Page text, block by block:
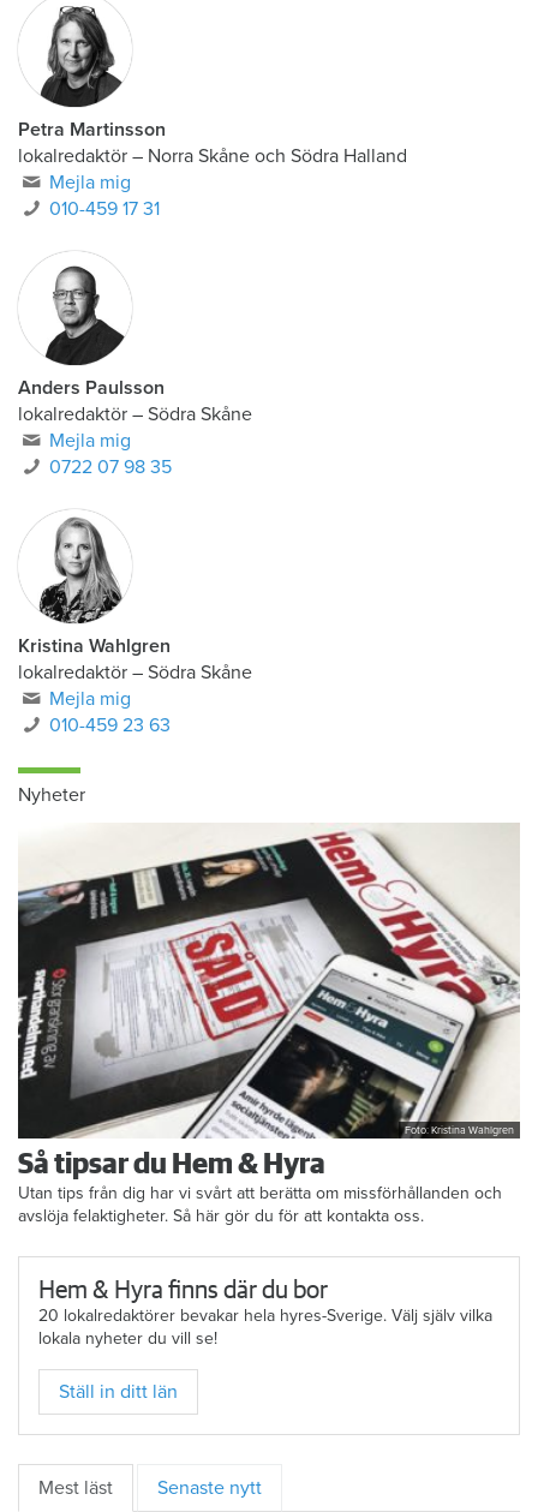
Petra Martinsson
lokalredaktör – Norra Skåne och Södra Halland
Mejla mig
010-459 17 31
Anders Paulsson
lokalredaktör – Södra Skåne
Mejla mig
0722 07 98 35
Kristina Wahlgren
lokalredaktör – Södra Skåne
Mejla mig
010-459 23 63
Nyheter
Foto: Kristina Wahlgren
Så tipsar du Hem & Hyra
Utan tips från dig har vi svårt att berätta om missförhållanden och
avslöja felaktigheter. Så här gör du för att kontakta oss.
Hem & Hyra finns där du bor
20 lokalredaktörer bevakar hela hyres-Sverige. Välj själv vilka
lokala nyheter du vill se!
Ställ in ditt län
Mest läst Senaste nytt